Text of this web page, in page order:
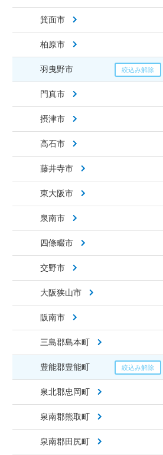
箕面市
柏原市
羽曳野市
門真市
摂津市
高石市
藤井寺市
東大阪市
泉南市
四條畷市
交野市
大阪狭山市
阪南市
三島郡島本町
豊能郡豊能町
泉北郡忠岡町
泉南郡熊取町
泉南郡田尻町